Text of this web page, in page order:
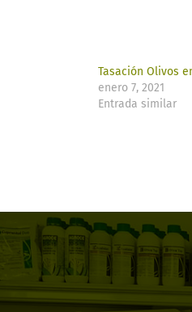
Tasación Olivos
enero 7, 2021
Entrada similar